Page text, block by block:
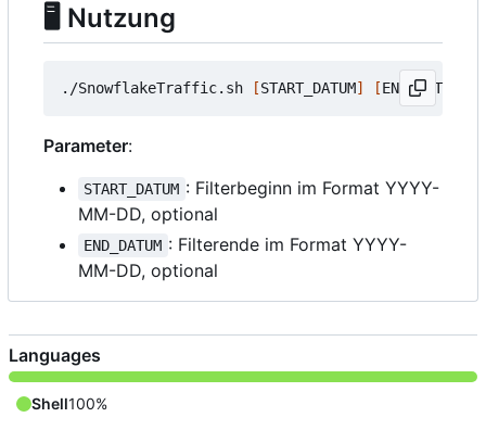
🖥 Nutzung
./SnowflakeTraffic.sh [START_DATUM] [END_DATUM
Parameter:
START_DATUM : Filterbeginn im Format YYYY-
MM-DD, optional
END_DATUM : Filterende im Format YYYY-
MM-DD, optional
Languages
Shell100%